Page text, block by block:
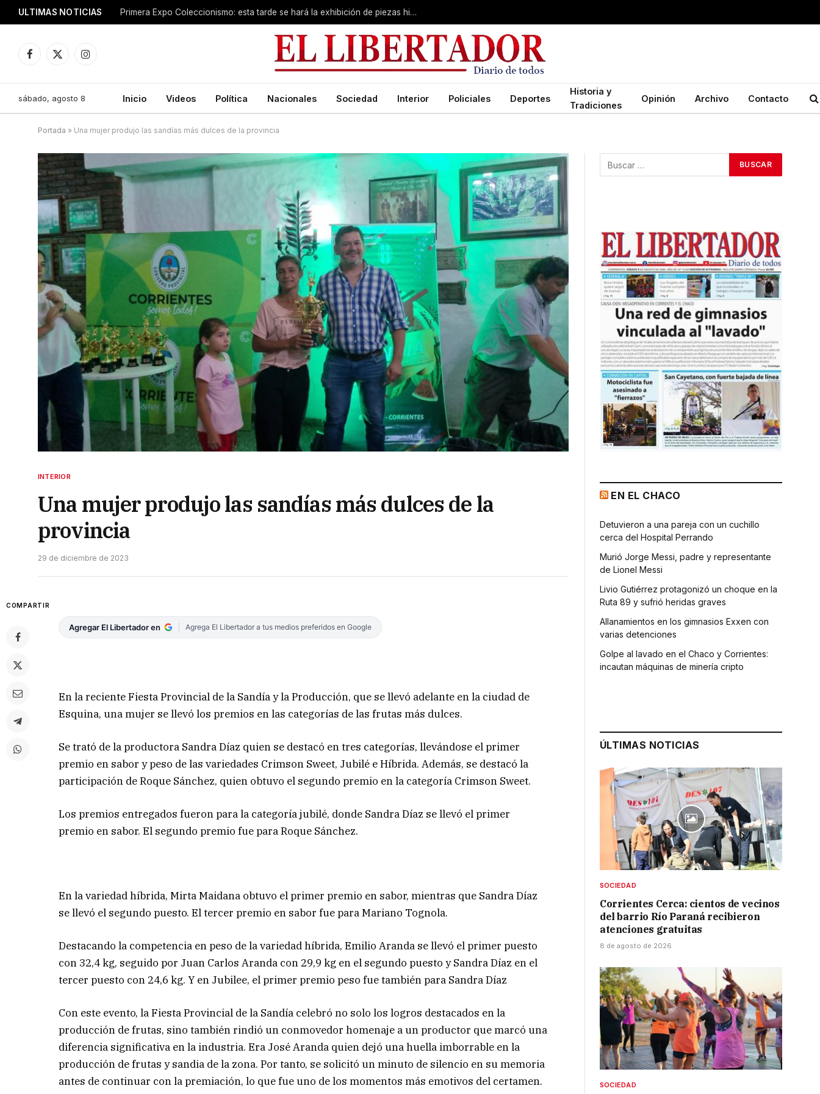
ULTIMAS NOTICIAS Primera Expo Coleccionismo: esta tarde se hará la exhibición de piezas históricas
Facebook
X
Instagram
sábado, agosto 8 Inicio Videos Política Nacionales Sociedad Interior Policiales Deportes
Historia y
Tradiciones
Opinión Archivo Contacto
Portada » Una mujer produjo las sandías más dulces de la provincia
INTERIOR
Una mujer produjo las sandías más dulces de la
provincia
29 de diciembre de 2023
COMPARTIR
Agregar El Libertador en Agrega El Libertador a tus medios preferidos en Google
En la reciente Fiesta Provincial de la Sandía y la Producción, que se llevó adelante en la ciudad de
Esquina, una mujer se llevó los premios en las categorías de las frutas más dulces.
Se trató de la productora Sandra Díaz quien se destacó en tres categorías, llevándose el primer
premio en sabor y peso de las variedades Crimson Sweet, Jubilé e Híbrida. Además, se destacó la
participación de Roque Sánchez, quien obtuvo el segundo premio en la categoría Crimson Sweet.
Los premios entregados fueron para la categoría jubilé, donde Sandra Díaz se llevó el primer
premio en sabor. El segundo premio fue para Roque Sánchez.
En la variedad híbrida, Mirta Maidana obtuvo el primer premio en sabor, mientras que Sandra Díaz
se llevó el segundo puesto. El tercer premio en sabor fue para Mariano Tognola.
Destacando la competencia en peso de la variedad híbrida, Emilio Aranda se llevó el primer puesto
con 32,4 kg, seguido por Juan Carlos Aranda con 29,9 kg en el segundo puesto y Sandra Díaz en el
tercer puesto con 24,6 kg. Y en Jubilee, el primer premio peso fue también para Sandra Díaz
Con este evento, la Fiesta Provincial de la Sandía celebró no solo los logros destacados en la
producción de frutas, sino también rindió un conmovedor homenaje a un productor que marcó una
diferencia significativa en la industria. Era José Aranda quien dejó una huella imborrable en la
producción de frutas y sandia de la zona. Por tanto, se solicitó un minuto de silencio en su memoria
antes de continuar con la premiación, lo que fue uno de los momentos más emotivos del certamen.
EN EL CHACO
Detuvieron a una pareja con un cuchillo
cerca del Hospital Perrando
Murió Jorge Messi, padre y representante
de Lionel Messi
Livio Gutiérrez protagonizó un choque en la
Ruta 89 y sufrió heridas graves
Allanamientos en los gimnasios Exxen con
varias detenciones
Golpe al lavado en el Chaco y Corrientes:
incautan máquinas de minería cripto
ÚLTIMAS NOTICIAS
SOCIEDAD
Corrientes Cerca: cientos de vecinos
del barrio Río Paraná recibieron
atenciones gratuitas
8 de agosto de 2026
SOCIEDAD